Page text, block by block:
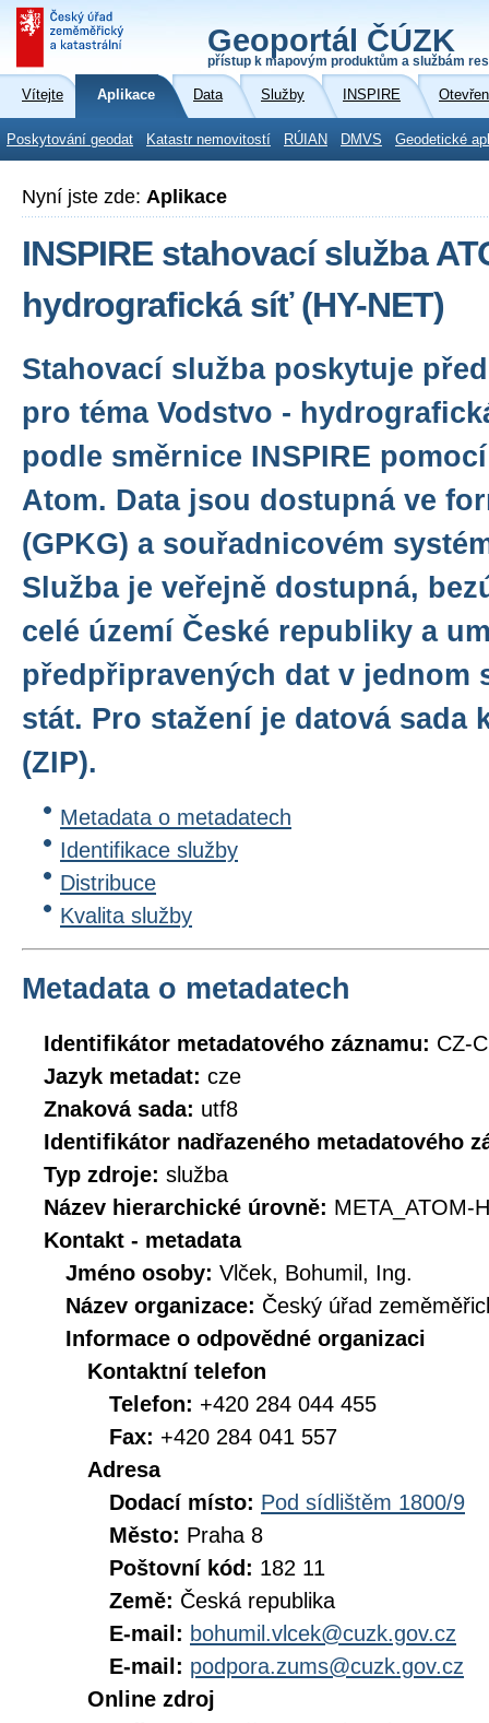
Geoportál ČÚZK
přístup k mapovým produktům a službám
Vítejte Aplikace Data Služby INSPIRE
Poskytování geodat Katastr nemovitostí RÚIAN DMVS Geodetické
Nyní jste zde: Aplikace
INSPIRE stahovací služba
hydrografická síť (HY-NET)
Stahovací služba poskytuje
pro téma Vodstvo -
podle směrnice INSPIRE
Atom. Data jsou dostupná ve
(GPKG) a souřadnicovém
Služba je veřejně dostupná,
celé území České republiky a
předpřipravených dat v jednom
stát. Pro stažení je datová sada
(ZIP).
Metadata o metadatech
Identifikace služby
Distribuce
Kvalita služby
Metadata o metadatech
Identifikátor metadatového záznamu: CZ-
Jazyk metadat: cze
Znaková sada: utf8
Identifikátor nadřazeného metadatového
Typ zdroje: služba
Název hierarchické úrovně: META_ATOM-
Kontakt - metadata
Jméno osoby: Vlček, Bohumil, Ing.
Název organizace: Český úřad
Informace o odpovědné organizaci
Kontaktní telefon
Telefon: +420 284 044 455
Fax: +420 284 041 557
Adresa
Dodací místo: Pod sídlištěm 1800/9
Město: Praha 8
Poštovní kód: 182 11
Země: Česká republika
E-mail: bohumil.vlcek@cuzk.gov.cz
E-mail: podpora.zums@cuzk.gov.cz
Online zdroj